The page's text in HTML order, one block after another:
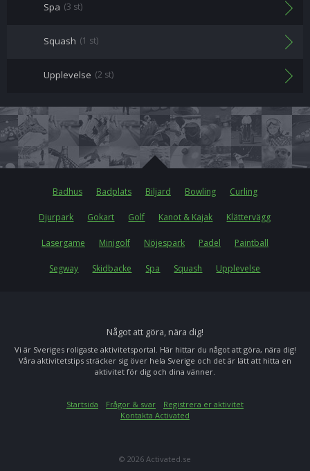
Spa (3 st)
Squash (1 st)
Upplevelse (2 st)
Badhus Badplats Biljard Bowling Curling
Djurpark Gokart Golf Kanot & Kajak Klättervägg
Lasergame Minigolf Nöjespark Padel Paintball
Segway Skidbacke Spa Squash Upplevelse
Något att göra, nära dig!
Vi är Sveriges roligaste aktivitetsportal. Här hittar du något att göra, nära dig!
Våra aktivitetstips sträcker sig över hela Sverige och det är lätt att hitta en
aktivitet för dig och dina vänner.
Startsida Frågor & svar
Registrera er aktivitet
Kontakta Activated
© 2026 Activated.se